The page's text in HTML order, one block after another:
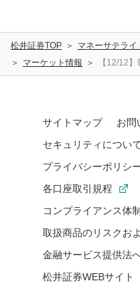
松井証券TOP マネーサテライ
マーケット情報
【12/12
サイトマップ
お問
セキュリティについ
プライバシーポリシ
各口座取引規程
コンプライアンス体
取扱商品のリスクお
金融サービス提供法
松井証券WEBサイト